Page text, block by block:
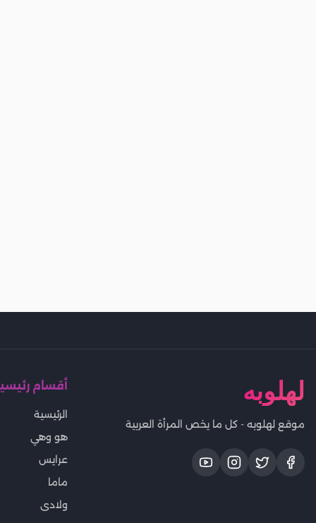
لهلوبه
موقع لهلوبه - كل ما يخص المرأة العربية
أقسام
الرئيسية
هو وهي
عرايس
ماما
ولادى